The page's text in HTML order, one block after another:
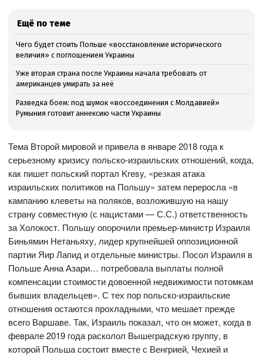
Ещё по теме
Чего будет стоить Польше «восстановление исторического
величия» с поглощением Украины
Уже вторая страна после Украины начала требовать от
американцев умирать за неё
Разведка боем: под шумок «воссоединения с Молдавией»
Румыния готовит аннексию части Украины
Тема Второй мировой и привела в январе 2018 года к
серьезному кризису польско-израильских отношений, когда,
как пишет польский портал Kresy, «резкая атака
израильских политиков на Польшу» затем переросла «в
кампанию клеветы на поляков, возложившую на нашу
страну совместную (с нацистами — С.С.) ответственность
за Холокост. Польшу опорочили премьер-министр Израиля
Биньямин Нетаньяху, лидер крупнейшей оппозиционной
партии Яир Лапид и отдельные министры. Посол Израиля в
Польше Анна Азари… потребовала выплаты полной
компенсации стоимости довоенной недвижимости потомкам
бывших владельцев». С тех пор польско-израильские
отношения остаются прохладными, что мешает прежде
всего Варшаве. Так, Израиль показал, что он может, когда в
феврале 2019 года расколол Вышеградскую группу, в
которой Польша состоит вместе с Венгрией, Чехией и